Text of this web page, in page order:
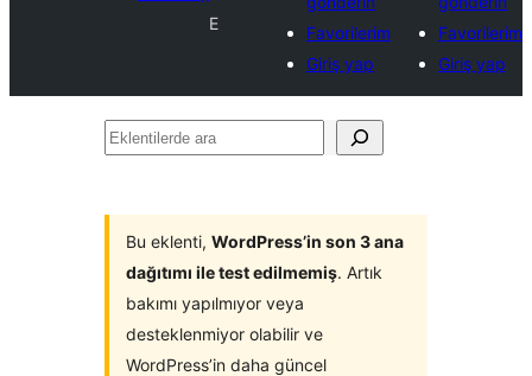
E
Favorilerim
Giriş yap
Favorilerim
Giriş yap
Eklentilerde
Bu eklenti, WordPress’in son 3 ana
dağıtımı ile test edilmemiş. Artık
bakımı yapılmıyor veya
desteklenmiyor olabilir ve
WordPress’in daha güncel